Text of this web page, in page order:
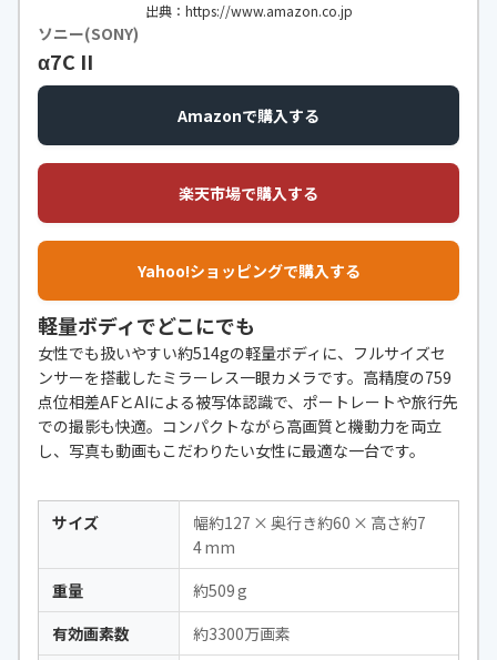
モニターサイズ
-
連写速度
通常：約2.5枚／秒 ハイスピード連
写：約7.2枚／秒
動画撮影機能
MP4［映像：MPEG-4 AVC/H.264、
音声：MPEG-4 AAC-LC（モノラ
ル）］
自撮り機能
出典：https://www.amazon.co.jp
ソニー(SONY)
α7C II
Amazonで購入する
楽天市場で購入する
Yahoo!ショッピングで購入する
軽量ボディでどこにでも
女性でも扱いやすい約514gの軽量ボディに、フルサイズセ
ンサーを搭載したミラーレス一眼カメラです。高精度の759
点位相差AFとAIによる被写体認識で、ポートレートや旅行先
での撮影も快適。コンパクトながら高画質と機動力を両立
し、写真も動画もこだわりたい女性に最適な一台です。
サイズ
幅約127 × 奥行き約60 × 高さ約7
4 mm
重量
約509 g
有効画素数
約3300万画素